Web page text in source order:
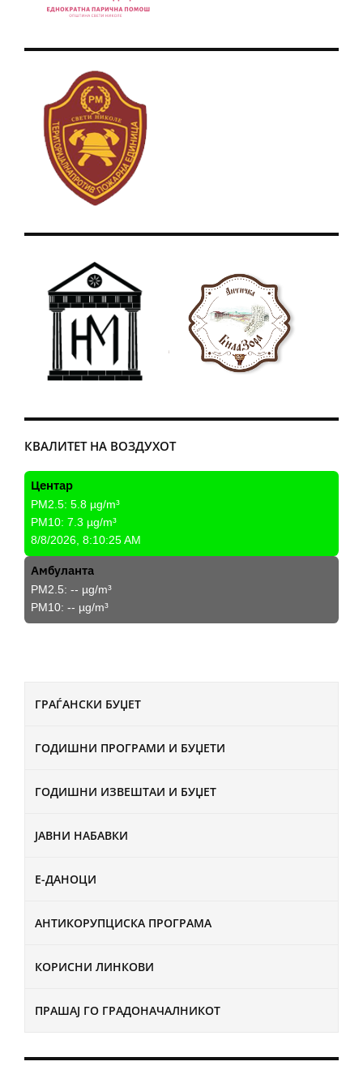
ГРАЃАНСКИ БУЏЕТ
ГОДИШНИ ПРОГРАМИ И БУЏЕТИ
ГОДИШНИ ИЗВЕШТАИ И БУЏЕТ
ЈАВНИ НАБАВКИ
Е-ДАНОЦИ
АНТИКОРУПЦИСКА ПРОГРАМА
КОРИСНИ ЛИНКОВИ
ПРАШАЈ ГО ГРАДОНАЧАЛНИКОТ
КВАЛИТЕТ НА ВОЗДУХОТ
Центар
PM2.5: 5.8 µg/m³
PM10: 7.3 µg/m³
8/8/2026, 8:10:25 AM
Амбуланта
PM2.5: -- µg/m³
PM10: -- µg/m³